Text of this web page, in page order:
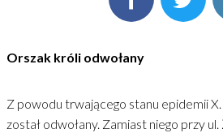
Orszak króli odwołany
Z powodu trwającego stanu epidemii
został odwołany. Zamiast niego przy